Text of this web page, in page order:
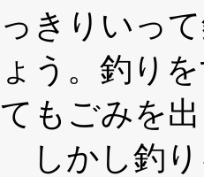
っきりいっ
ょう。釣り
てもごみを
しかし釣り